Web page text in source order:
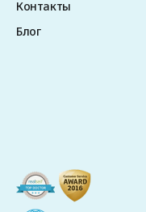
Контакты
Блог